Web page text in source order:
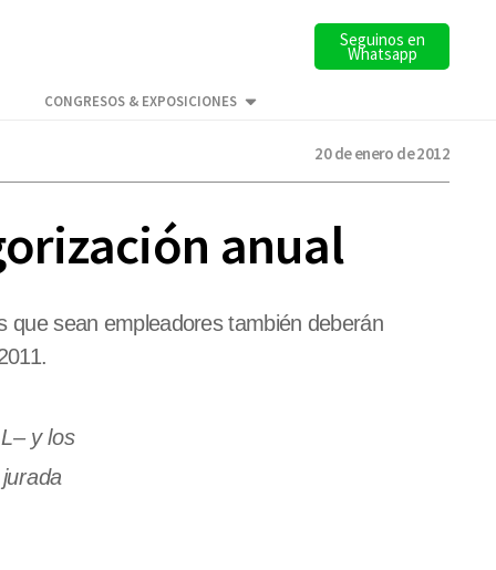
Seguinos en
Whatsapp
CONGRESOS & EXPOSICIONES
20 de enero de 2012
anual
que sean empleadores también deberán
y los